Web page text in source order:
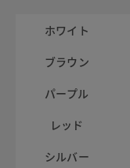
ホワイト
ブラウン
パープル
レッド
シルバー